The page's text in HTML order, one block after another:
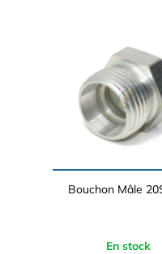
Bouchon Mâle
En stock